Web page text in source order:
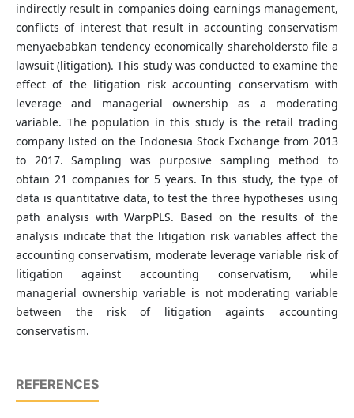
indirectly result in companies doing earnings management,
conflicts of interest that result in accounting conservatism
menyaebabkan tendency economically shareholdersto file a
lawsuit (litigation). This study was conducted to examine the
effect of the litigation risk accounting conservatism with
leverage and managerial ownership as a moderating
variable. The population in this study is the retail trading
company listed on the Indonesia Stock Exchange from 2013
to 2017. Sampling was purposive sampling method to
obtain 21 companies for 5 years. In this study, the type of
data is quantitative data, to test the three hypotheses using
path analysis with WarpPLS. Based on the results of the
analysis indicate that the litigation risk variables affect the
accounting conservatism, moderate leverage variable risk of
litigation against accounting conservatism, while
managerial ownership variable is not moderating variable
between the risk of litigation againts accounting
conservatism.
REFERENCES